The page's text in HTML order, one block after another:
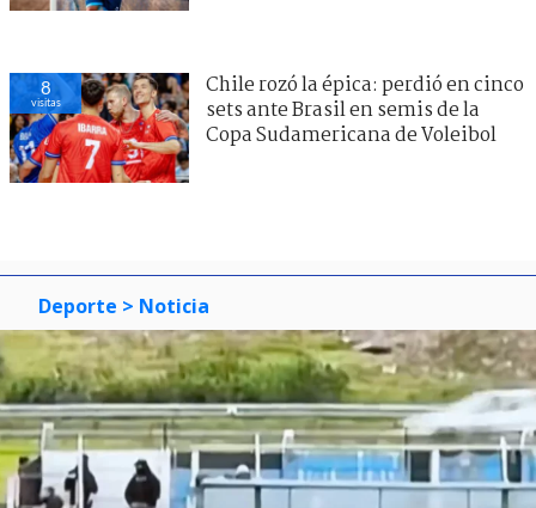
8
visitas
Chile rozó la épica: perdió en cinco
sets ante Brasil en semis de la
Copa Sudamericana de Voleibol
Deporte > Noticia